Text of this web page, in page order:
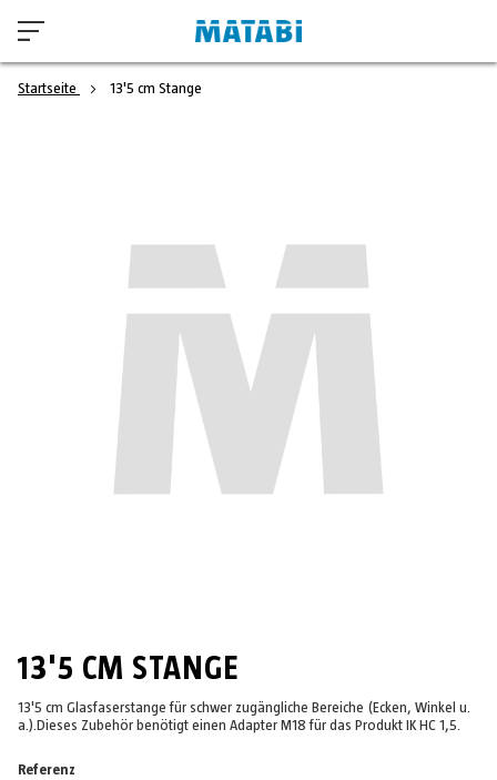
Startseite 13'5 cm Stange
13'5 CM STANGE
13'5 cm Glasfaserstange für schwer zugängliche Bereiche (Ecken, Winkel u.
a.).Dieses Zubehör benötigt einen Adapter M18 für das Produkt IK HC 1,5.
Referenz